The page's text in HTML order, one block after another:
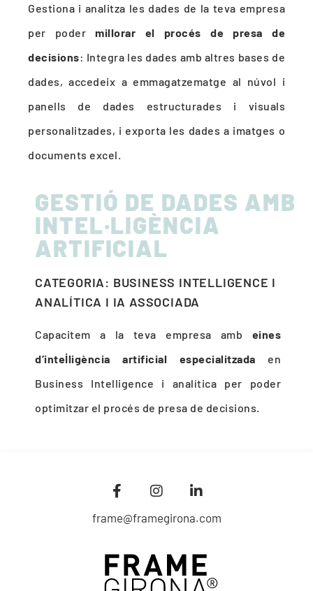
Gestiona i analitza les dades de la teva empresa
per podermillorar el procés de presa de
decisions: Integra les dades amb altres bases de
dades, accedeix a emmagatzematge al núvol i
panells de dades estructurades i visuals
personalitzades, i exporta les dades a imatges o
documents excel.
GESTIÓ DE DADES AMB
INTEL·LIGÈNCIA
ARTIFICIAL
CATEGORIA: BUSINESS INTELLIGENCE I
ANALÍTICA I IA ASSOCIADA
Capacitem a la teva empresa amb eines
d’intel·ligència artificial especialitzada en
Business Intelligence i analítica per poder
optimitzar el procés de presa de decisions.
frame@framegirona.com